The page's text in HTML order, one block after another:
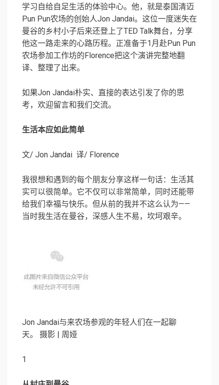
学习自给自足生活的体验中心。他，就是泰国清迈
Pun Pun农场的创始人Jon Jandai。这位一度迷失在
曼谷的乡村小子后来还登上了TED Talk舞台，分享
他这一路走来的心路历程。正准备于1月赴Pun Pun
农场参加工作坊的Florence把这个演讲完整地翻
译、整理了出来。
如果Jon Jandai朴实、直接的表达引发了你的思
考，欢迎留言和我们交流。
生活本应如此简单
文/ Jon Jandai 译/ Florence
我很想和遇到的每个朋友分享这样一句话：生活其
实可以很简单。它不仅可以非常简单，同时还能带
给我们幸福与快乐。但从前的我并不这么认为——
当时我生活在曼谷，深感人生不易，坎坷艰辛。
Jon Jandai与来农场参观的年轻人们在一起聊
天。 摄影 | 周娅
1